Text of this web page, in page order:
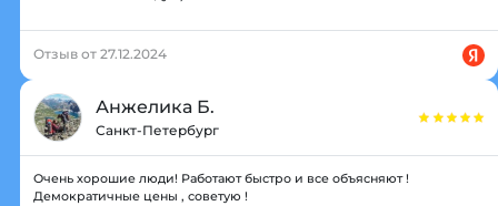
Отзыв от 27.12.2024
Анжелика Б.
Санкт-Петербург
Очень хорошие люди! Работают быстро и все объясняют !
Демократичные цены , советую !